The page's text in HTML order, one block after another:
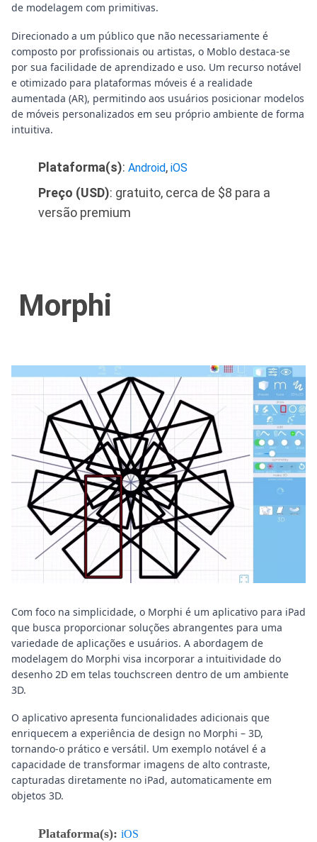
de modelagem com primitivas.
Direcionado a um público que não necessariamente é
composto por profissionais ou artistas, o Moblo destaca-se
por sua facilidade de aprendizado e uso. Um recurso notável
e otimizado para plataformas móveis é a realidade
aumentada (AR), permitindo aos usuários posicionar modelos
de móveis personalizados em seu próprio ambiente de forma
intuitiva.
Plataforma(s): Android, iOS
Preço (USD): gratuito, cerca de $8 para a
versão premium
Morphi
Com foco na simplicidade, o Morphi é um aplicativo para iPad
que busca proporcionar soluções abrangentes para uma
variedade de aplicações e usuários. A abordagem de
modelagem do Morphi visa incorporar a intuitividade do
desenho 2D em telas touchscreen dentro de um ambiente
3D.
O aplicativo apresenta funcionalidades adicionais que
enriquecem a experiência de design no Morphi – 3D,
tornando-o prático e versátil. Um exemplo notável é a
capacidade de transformar imagens de alto contraste,
capturadas diretamente no iPad, automaticamente em
objetos 3D.
Plataforma(s): iOS